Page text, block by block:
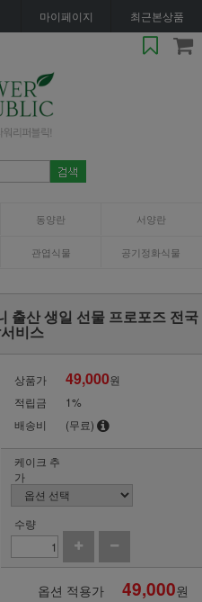
마이페이지 최근본상품
동양란 서양란
관엽식물 공기정화식물
출산 생일 선물 프로포즈 전국
비스
상품가 49,000원
적립금
1%
배송비
(무료)
케이크 추
가
수량
옵션 적용가 49,000원